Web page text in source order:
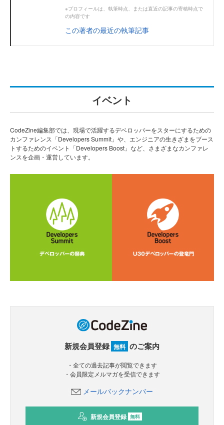
※プロフィールは、執筆時点、または直近の記事の寄稿時点で
の内容です
この著者の最近の執筆記事
イベント
CodeZine編集部では、現場で活躍するデベロッパーをスターにするための
カンファレンス「Developers Summit」や、エンジニアの生きざまをブース
トするためのイベント「Developers Boost」など、さまざまなカンファレ
ンスを企画・運営しています。
新規会員登録 無料 のご案内
・全ての過去記事が閲覧できます
・会員限定メルマガを受信できます
メールバックナンバー
新規会員登録 無料